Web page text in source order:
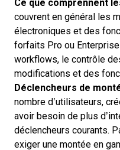
Ce que comprennent
couvrent en général les
électroniques et des
forfaits Pro ou
workflows, le contrôle
modifications et des
Déclencheurs de
nombre d’utilisateurs,
avoir besoin de plus
déclencheurs courants.
exiger une montée en